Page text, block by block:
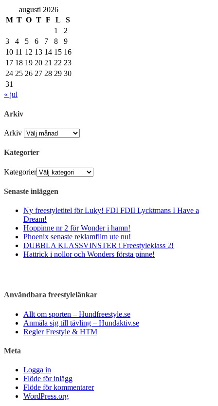
augusti 2026
M T O T F L
S
1
2
3
4 5 6 7 8
9
10 11 12 13 14 15 16
17 18 19 20 21 22 23
24 25 26 27 28 29 30
31
« jul
Arkiv
Arkiv
Kategorier
Kategorier
Senaste inläggen
Ny freestyletitel för Luky! FDI FDII Lycktmans I Have a
Dream!
Hoppinne nr 2 för Wonder i hamn!
Phoenix senaste reklamfilm ute nu!
DUBBLA KLASSVINSTER i Freestyleklass 2!
Hattrick i nollor och Wonders första pinne!
Användbara freestylelänkar
Allt om sporten – Hundfreestyle.se
Anmäla sig till tävling – Hundaktiv.se
Regler Frestyle & HTM
Meta
Logga in
Flöde för inlägg
Flöde för kommentarer
WordPress.org